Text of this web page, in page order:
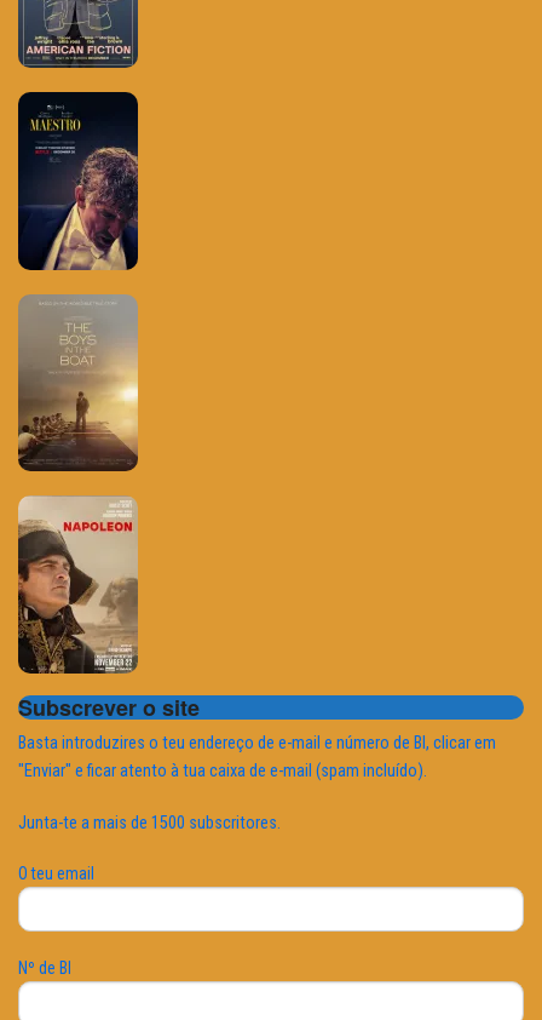
Subscrever o site
Basta introduzires o teu endereço de e-mail e número de BI, clicar em
"Enviar" e ficar atento à tua caixa de e-mail (spam incluído).
Junta-te a mais de 1500 subscritores.
O teu email
Nº de BI